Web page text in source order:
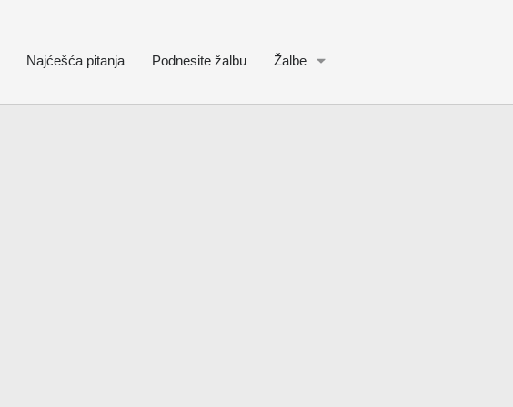
Najćešća pitanja Podnesite žalbu Žalbe